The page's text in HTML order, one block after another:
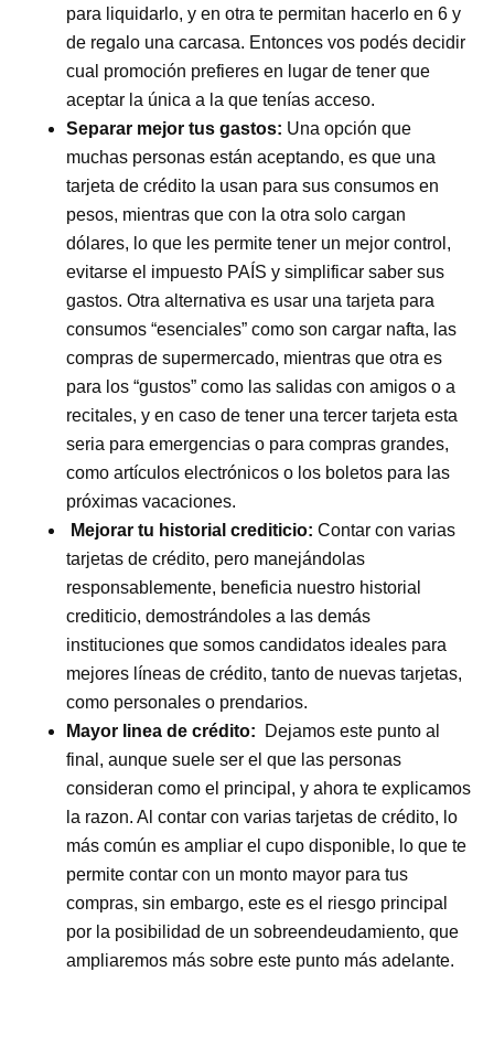
para liquidarlo, y en otra te permitan hacerlo en 6 y
de regalo una carcasa. Entonces vos podés decidir
cual promoción prefieres en lugar de tener que
aceptar la única a la que tenías acceso.
Separar mejor tus gastos: Una opción que
muchas personas están aceptando, es que una
tarjeta de crédito la usan para sus consumos en
pesos, mientras que con la otra solo cargan
dólares, lo que les permite tener un mejor control,
evitarse el impuesto PAÍS y simplificar saber sus
gastos. Otra alternativa es usar una tarjeta para
consumos “esenciales” como son cargar nafta, las
compras de supermercado, mientras que otra es
para los “gustos” como las salidas con amigos o a
recitales, y en caso de tener una tercer tarjeta esta
seria para emergencias o para compras grandes,
como artículos electrónicos o los boletos para las
próximas vacaciones.
Mejorar tu historial crediticio:Contar con varias
tarjetas de crédito, pero manejándolas
responsablemente, beneficia nuestro historial
crediticio, demostrándoles a las demás
instituciones que somos candidatos ideales para
mejores líneas de crédito, tanto de nuevas tarjetas,
como personales o prendarios.
Mayor linea de crédito:
Dejamos este punto al
final, aunque suele ser el que las personas
consideran como el principal, y ahora te explicamos
la razon. Al contar con varias tarjetas de crédito, lo
más común es ampliar el cupo disponible, lo que te
permite contar con un monto mayor para tus
compras, sin embargo, este es el riesgo principal
por la posibilidad de un sobreendeudamiento, que
ampliaremos más sobre este punto más adelante.